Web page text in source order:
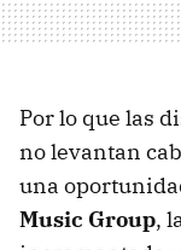
Por lo que las
no levantan
una
Music Group,